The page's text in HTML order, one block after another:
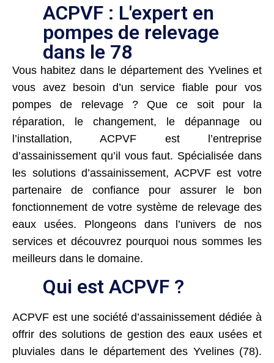
ACPVF : L'expert en
pompes de relevage
dans le 78
Vous habitez dans le département des Yvelines et
vous avez besoin d’un service fiable pour vos
pompes de relevage ? Que ce soit pour la
réparation, le changement, le dépannage ou
l’installation, ACPVF est l’entreprise
d’assainissement qu’il vous faut. Spécialisée dans
les solutions d’assainissement, ACPVF est votre
partenaire de confiance pour assurer le bon
fonctionnement de votre système de relevage des
eaux usées. Plongeons dans l’univers de nos
services et découvrez pourquoi nous sommes les
meilleurs dans le domaine.
Qui est ACPVF ?
ACPVF est une société d’assainissement dédiée à
offrir des solutions de gestion des eaux usées et
pluviales dans le département des Yvelines (78).